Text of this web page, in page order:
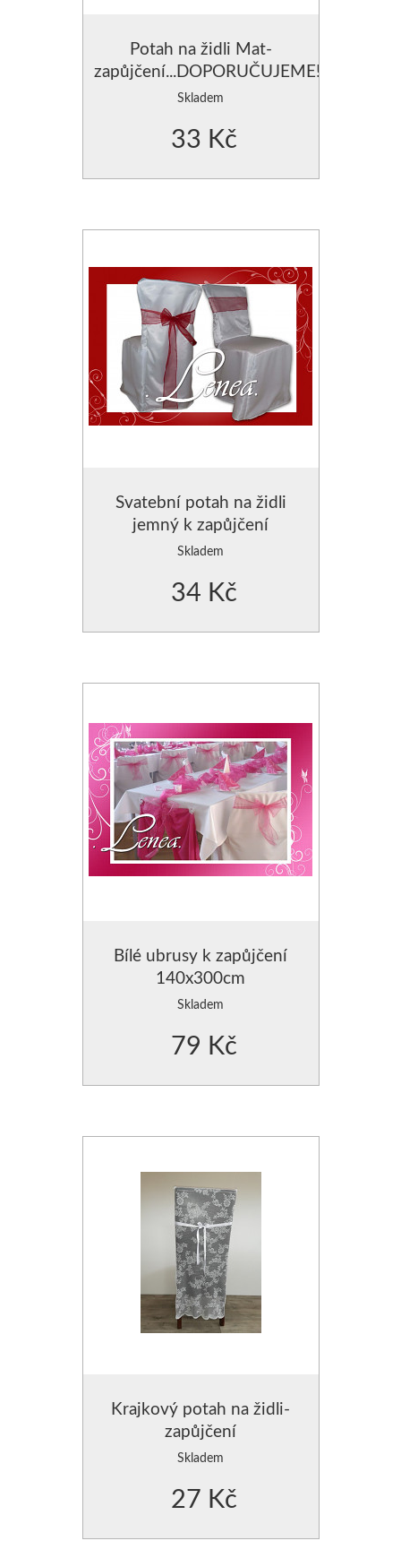
Potah na židli Mat-
zapůjčení...DOPORUČUJEME!
Skladem
33 Kč
Svatební potah na židli
jemný k zapůjčení
Skladem
34 Kč
Bílé ubrusy k zapůjčení
140x300cm
Skladem
79 Kč
Krajkový potah na židli-
zapůjčení
Skladem
27 Kč